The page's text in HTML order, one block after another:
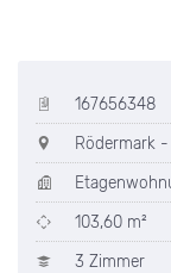
167656348
Rödermark
103,60 m²
3 Zimmer